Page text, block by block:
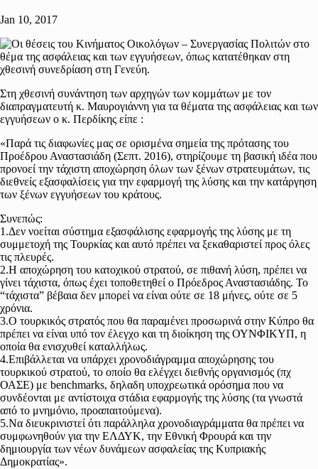
Jan 10, 2017
Στη χθεσινή συνάντηση των αρχηγών των κομμάτων με τον
διαπραγματευτή κ. Μαυρογιάννη για τα θέματα της ασφάλειας και των
εγγυήσεων ο κ. Περδίκης είπε :
«Παρά τις διαφωνίες μας σε ορισμένα σημεία της πρότασης του
Προέδρου Αναστασιάδη (Σεπτ. 2016), στηρίζουμε τη βασική ιδέα που
προνοεί την τάχιστη αποχώρηση όλων των ξένων στρατευμάτων, τις
διεθνείς εξασφαλίσεις για την εφαρμογή της λύσης και την κατάργηση
των ξένων εγγυήσεων του κράτους.
Συνεπώς:
1.Δεν νοείται σύστημα εξασφάλισης εφαρμογής της λύσης με τη
συμμετοχή της Τουρκίας και αυτό πρέπει να ξεκαθαριστεί προς όλες
τις πλευρές.
2.Η αποχώρηση του κατοχικού στρατού, σε πιθανή λύση, πρέπει να
γίνει τάχιστα, όπως έχει τοποθετηθεί ο Πρόεδρος Αναστασιάδης. Το
“τάχιστα” βέβαια δεν μπορεί να είναι ούτε σε 18 μήνες, ούτε σε 5
χρόνια.
3.Ο τουρκικός στρατός που θα παραμένει προσωρινά στην Κύπρο θα
πρέπει να είναι υπό τον έλεγχο και τη διοίκηση της ΟΥΝΦΙΚΥΠ, η
οποία θα ενισχυθεί καταλλήλως.
4.Επιβάλλεται να υπάρχει χρονοδιάγραμμα αποχώρησης του
τουρκικού στρατού, το οποίο θα ελέγχει διεθνής οργανισμός (πχ
ΟΑΣΕ) με benchmarks, δηλαδη υποχρεωτικά ορόσημα που να
συνδέονται με αντίστοιχα στάδια εφαρμογής της λύσης (τα γνωστά
από το μνημόνιο, προαπαιτούμενα).
5.Να διευκρινιστεί ότι παράλληλα χρονοδιαγράμματα θα πρέπει να
συμφωνηθούν για την ΕΛΔΥΚ, την Εθνική Φρουρά και την
δημιουργία των νέων δυνάμεων ασφαλείας της Κυπριακής
Δημοκρατίας».